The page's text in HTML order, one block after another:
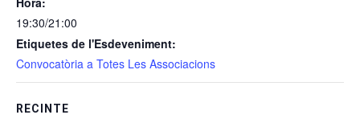
19:30/21:00
Etiquetes de l'Esdeveniment:
Convocatòria a Totes Les Associacions
RECINTE